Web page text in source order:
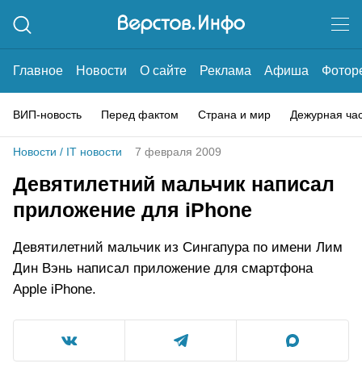
Главное Новости О сайте Реклама Афиша
ВИП-новость Перед фактом Страна и мир Дежурная
Новости / IT новости 7 февраля 2009
Девятилетний мальчик написал
приложение для iPhone
Девятилетний мальчик из Сингапура по имени Лим
Дин Вэнь написал приложение для смартфона
Apple iPhone.